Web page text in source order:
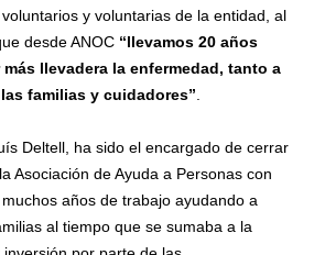
y voluntarias de la entidad, al
desde ANOC “llevamos 20 años
llevadera la enfermedad, tanto a
familias y cuidadores”.
Deltell, ha sido el encargado de cerrar
Asociación de Ayuda a Personas con
años de trabajo ayudando a
al tiempo que se sumaba a la